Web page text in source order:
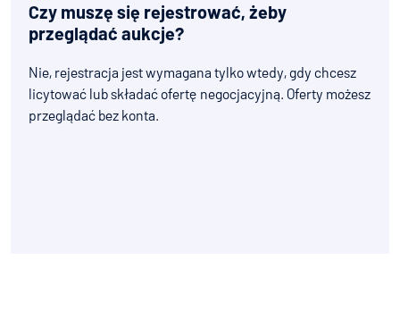
Bidcar?
na Bidcar?
Jak wystawić auto
Czy muszę się rejestrować, żeby
przeglądać aukcje?
Nie, rejestracja jest wymagana tylko wtedy, gdy chcesz
licytować lub składać ofertę negocjacyjną. Oferty możesz
przeglądać bez konta.